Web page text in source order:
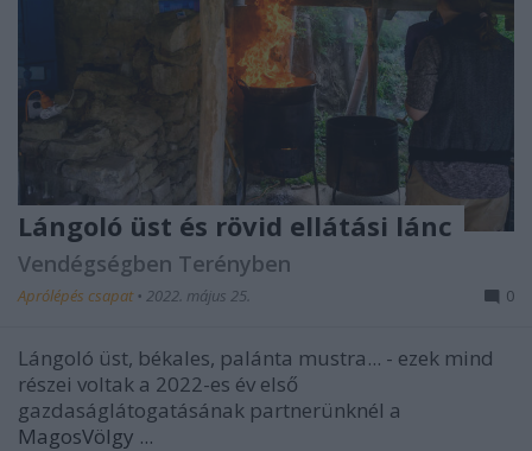
Lángoló üst és rövid ellátási lánc
Vendégségben Terényben
Aprólépés csapat • 2022. május 25. 0
Lángoló üst, békales, palánta mustra... - ezek mind
részei voltak a 2022-es év első
gazdaságlátogatásának partnerünknél a
MagosVölgy ...